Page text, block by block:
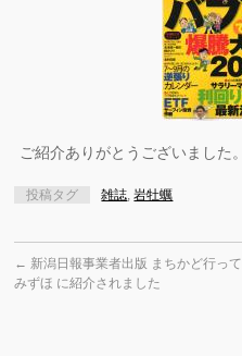
ご紹介ありがとうございました。
投稿タグ 雑誌 ,岩牡蠣
← 新潟日報事業者出版 まちかど行って
みずほ に紹介されました